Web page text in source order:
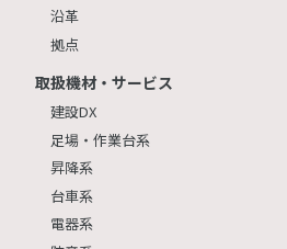
沿革
拠点
取扱機材・サービス
建設DX
足場・作業台系
昇降系
台車系
電器系